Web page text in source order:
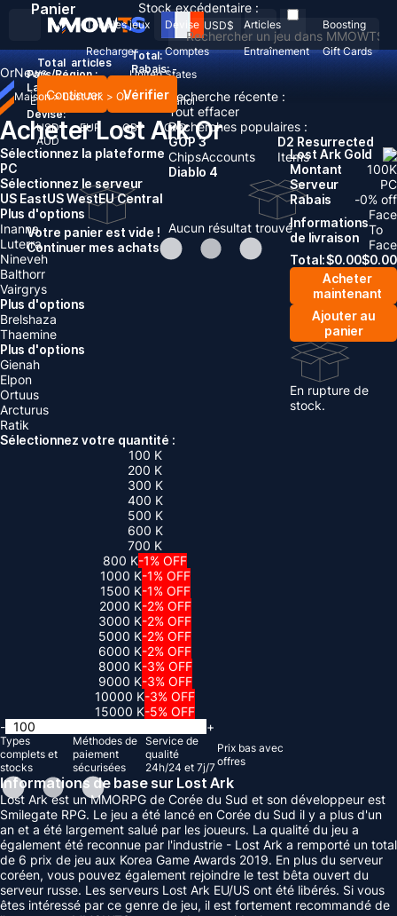
Recherche récente :
Tout effacer
Recherches populaires :
GOP 3
ChipsAccounts
D2 Resurrected
Items
Diablo 4
Aucun résultat trouvé
Tous les jeux Devise Articles
Boosting
Recharger
Comptes Entraînement Gift Cards
USD$
Pays/Région :
United States
Langue:
English DeutschFrançais Español
Devise:
USD
EUR GBP
CAD
AUD
Panier
Total articles
Total:
Rabais: -
Continuer Vérifier
Votre panier est vide !
Continuer mes achats
Stock excédentaire :
OrNews
Maison > Lost Ark > Or
Acheter Lost Ark Or
Sélectionnez la plateforme
PC
Sélectionnez le serveur
US EastUS WestEU Central
Plus d'options
Inanna
Luterra
Nineveh
Balthorr
Vairgrys
Plus d'options
Brelshaza
Thaemine
Plus d'options
Gienah
Elpon
Ortuus
Arcturus
Ratik
Sélectionnez votre quantité :
100 K
200 K
300 K
400 K
500 K
600 K
700 K
800 K-1% OFF
1000 K-1% OFF
1500 K-1% OFF
2000 K-2% OFF
3000 K-2% OFF
5000 K-2% OFF
6000 K-2% OFF
8000 K-3% OFF
9000 K-3% OFF
10000 K-3% OFF
15000 K-5% OFF
-
+
Types
complets et
stocks
Méthodes de
paiement
sécurisées
Service de
qualité
24h/24 et 7j/7
Prix ​​bas avec
offres
Lost Ark Gold
Montant
100K
Serveur
PC
Rabais
-0% off
Informations
de livraison
Face
To
Face
Total:$0.00$0.00
Acheter
maintenant
Ajouter au
panier
En rupture de
stock.
Informations de base sur Lost Ark
Lost Ark est un MMORPG de Corée du Sud et son développeur est
Smilegate RPG. Le jeu a été lancé en Corée du Sud il y a plus d'un
an et a été largement salué par les joueurs. La qualité du jeu a
également été reconnue par l'industrie - Lost Ark a remporté un total
de 6 prix de jeu aux Korea Game Awards 2019. En plus du serveur
coréen, vous pouvez également rejoindre le test bêta ouvert du
serveur russe. Les serveurs Lost Ark EU/US ont été libérés. Si vous
êtes intéressé par ce genre de jeu, il est fortement recommandé de